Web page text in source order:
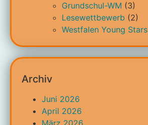
Grundschul-WM (3)
Lesewettbewerb (2)
Westfalen Young Stars
Archiv
Juni 2026
April 2026
März 2026